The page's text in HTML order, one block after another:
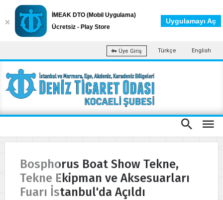
Üye Giriş Türkçe English
Bosphorus Boat Show Tekne,
Tekne Ekipman ve Aksesuarları
Fuarı İstanbul'da Açıldı
İMEAK DTO (Mobil Uygulama)
Ücretsiz - Play Store
Uygulamayı Aç